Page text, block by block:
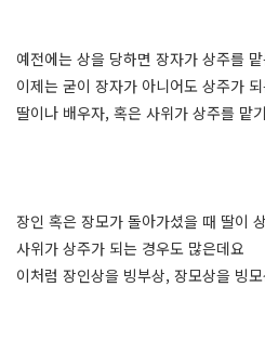
예전에는 상을 당하면 장자가 상주를
이제는 굳이 장자가 아니어도 상주가
딸이나 배우자, 혹은 사위가 상주를 맡
장인 혹은 장모가 돌아가셨을 때 딸이
사위가 상주가 되는 경우도 많은데요
이처럼 장인상을 빙부상, 장모상을 빙